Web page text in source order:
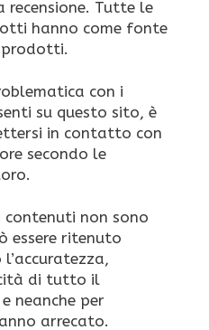
Tutte le
hanno come fonte
con i
su questo sito, è
in contatto con
secondo le
non sono
essere ritenuto
di tutto il
neanche per
arrecato.